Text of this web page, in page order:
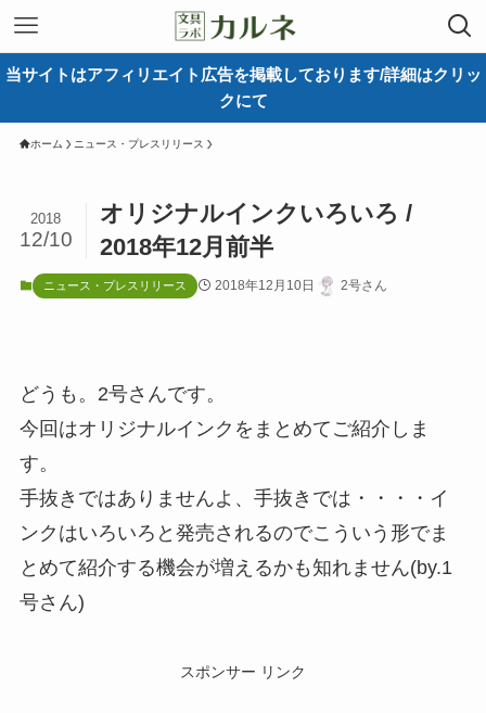
当サイトはアフィリエイト広告を掲載しております/詳細はクリッ
クにて
ホーム ニュース・プレスリリース
オリジナルインクいろいろ /
2018年12月前半
2018
12/10
ニュース・プレスリリース 2018年12月10日 2号さん
どうも。2号さんです。
今回はオリジナルインクをまとめてご紹介しま
す。
手抜きではありませんよ、手抜きでは・・・・イ
ンクはいろいろと発売されるのでこういう形でま
とめて紹介する機会が増えるかも知れません(by.1
号さん)
スポンサー リンク